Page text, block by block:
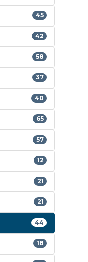
45
42
58
37
40
65
57
12
21
21
44
18